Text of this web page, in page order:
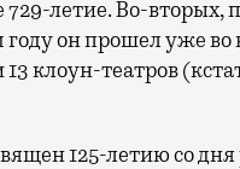
729-летие. Во-вторых,
он прошел уже во
клоун-театров
125-летию со